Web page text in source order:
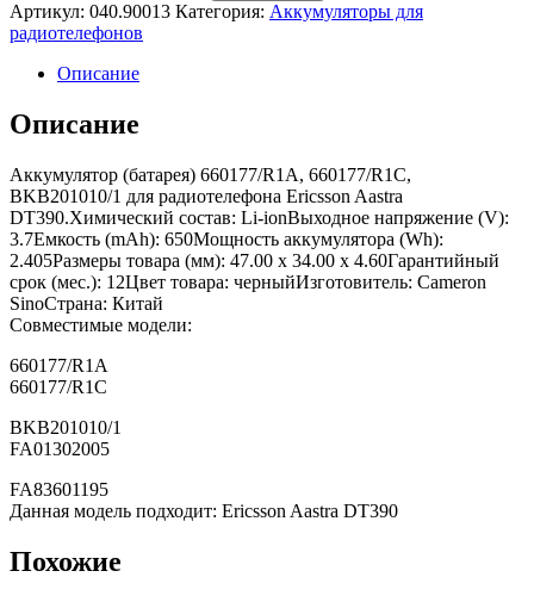
Артикул: 040.90013 Категория: Аккумуляторы для
радиотелефонов
Описание
Описание
Аккумулятор (батарея) 660177/R1A, 660177/R1C,
BKB201010/1 для радиотелефона Ericsson Aastra
DT390.Химический состав: Li-ionВыходное напряжение (V):
3.7Емкость (mAh): 650Мощность аккумулятора (Wh):
2.405Размеры товара (мм): 47.00 x 34.00 x 4.60Гарантийный
срок (мес.): 12Цвет товара: черныйИзготовитель: Cameron
SinoСтрана: Китай
Совместимые модели:
660177/R1A
660177/R1C
BKB201010/1
FA01302005
FA83601195
Данная модель подходит: Ericsson Aastra DT390
Похожие